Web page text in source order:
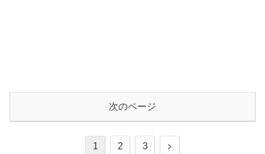
次のページ
1 2 3